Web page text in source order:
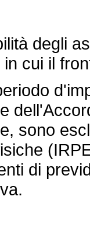
degli
cui il
sono
di